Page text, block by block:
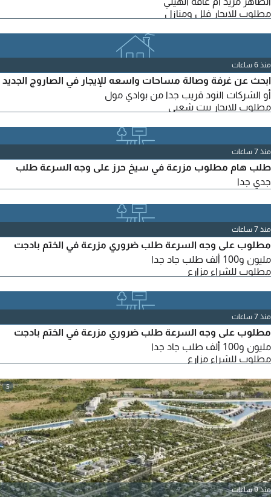
مطلوب للايجار فلل ومنازل
منذ 6 ساعات
ابحث عن غرفة وصالة مساحات واسعه للإيجار في الصاروج الجديد
أو الشركات النود قريب جدا من بوادي مول
مطلوب للايجار بيت شعبي
منذ 7 ساعات
طلب هام مطلوب مزرعة في سيخ حرز على وجه السرعة طلب
جدي جدا
منذ 7 ساعات
مطلوب على وجه السرعة طلب ضروري مزرعة في الختم بادجت
مليون و100 ألف طلب جاد جدا
مطلوب للشراء مزارع
منذ 7 ساعات
مطلوب على وجه السرعة طلب ضروري مزرعة في الختم بادجت
مليون و100 ألف طلب جاد جدا
مطلوب للشراء مزارع
5
منذ 9 ساعات